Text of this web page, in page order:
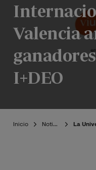
Valencia
I+DEO
Inicio Noticias La